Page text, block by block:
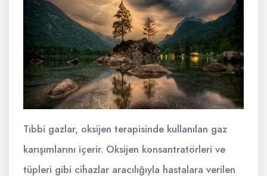
Tıbbi gazlar, oksijen terapisinde kullanılan gaz
karışımlarını içerir. Oksijen konsantratörleri ve
tüpleri gibi cihazlar aracılığıyla hastalara verilen